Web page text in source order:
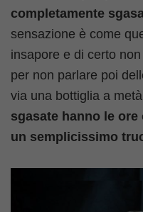
completamente
sensazione è come
insapore e di certo
per non parlare poi
via una bottiglia a
sgasate hanno le
un semplicissimo